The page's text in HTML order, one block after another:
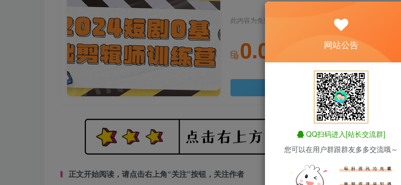
此内容为免费资源，请登录后查看
0.01
登录查看
正文开始阅读，请点击右上角“关注”按钮，关注作者
网站公告
QQ扫码进入[站长交流群]
您可以在用户群跟群友多多交流哦～